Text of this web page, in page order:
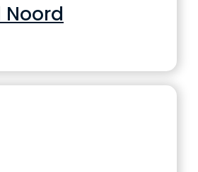
Noord